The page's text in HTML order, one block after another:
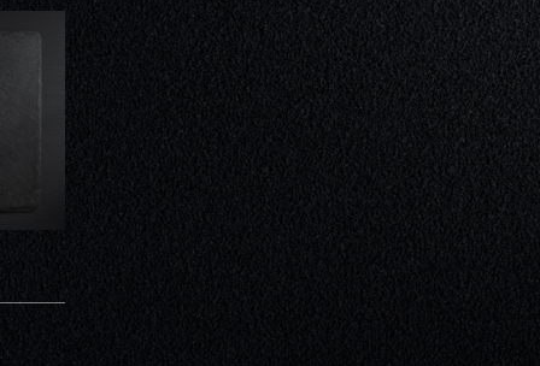
AJOUTER